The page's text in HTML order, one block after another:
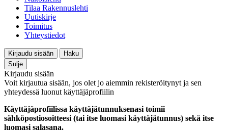
Tilaa Rakennuslehti
Uutiskirje
Toimitus
Yhteystiedot
Kirjaudu sisään
Haku
Sulje
Kirjaudu sisään
Voit kirjautua sisään, jos olet jo aiemmin rekisteröitynyt ja sen
yhteydessä luonut käyttäjäprofiilin
Käyttäjäprofiilissa käyttäjätunnuksenasi toimii
sähköpostiosoitteesi (tai itse luomasi käyttäjätunnus) sekä itse
luomasi salasana.